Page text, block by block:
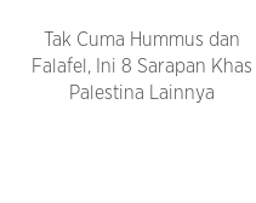
Tak Cuma Hummus dan
Falafel, Ini 8 Sarapan Khas
Palestina Lainnya